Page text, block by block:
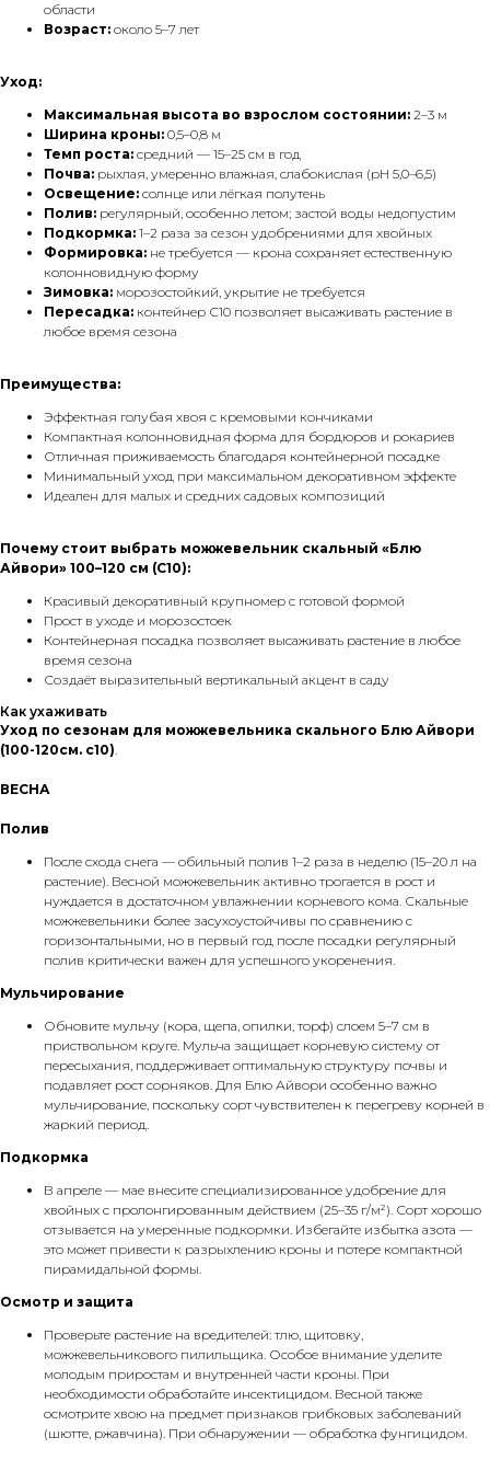
области
Возраст: около 5–7 лет
Уход:
Максимальная высота во взрослом состоянии: 2–3 м
Ширина кроны: 0,5–0,8 м
Темп роста: средний — 15–25 см в год
Почва: рыхлая, умеренно влажная, слабокислая (pH 5,0–6,5)
Освещение: солнце или лёгкая полутень
Полив: регулярный, особенно летом; застой воды недопустим
Подкормка: 1–2 раза за сезон удобрениями для хвойных
Формировка: не требуется — крона сохраняет естественную
колонновидную форму
Зимовка: морозостойкий, укрытие не требуется
Пересадка: контейнер С10 позволяет высаживать растение в
любое время сезона
Преимущества:
Эффектная голубая хвоя с кремовыми кончиками
Компактная колонновидная форма для бордюров и рокариев
Отличная приживаемость благодаря контейнерной посадке
Минимальный уход при максимальном декоративном эффекте
Идеален для малых и средних садовых композиций
Почему стоит выбрать можжевельник скальный «Блю
Айвори» 100–120 см (С10):
Красивый декоративный крупномер с готовой формой
Прост в уходе и морозостоек
Контейнерная посадка позволяет высаживать растение в любое
время сезона
Создаёт выразительный вертикальный акцент в саду
Как ухаживать
Уход по сезонам для можжевельника скального Блю Айвори
(100-120см. с10).
ВЕСНА
Полив
После схода снега — обильный полив 1–2 раза в неделю (15–20 л на
растение). Весной можжевельник активно трогается в рост и
нуждается в достаточном увлажнении корневого кома. Скальные
можжевельники более засухоустойчивы по сравнению с
горизонтальными, но в первый год после посадки регулярный
полив критически важен для успешного укоренения.
Мульчирование
Обновите мульчу (кора, щепа, опилки, торф) слоем 5–7 см в
приствольном круге. Мульча защищает корневую систему от
пересыхания, поддерживает оптимальную структуру почвы и
подавляет рост сорняков. Для Блю Айвори особенно важно
мульчирование, поскольку сорт чувствителен к перегреву корней в
жаркий период.
Подкормка
В апреле — мае внесите специализированное удобрение для
хвойных с пролонгированным действием (25–35 г/м²). Сорт хорошо
отзывается на умеренные подкормки. Избегайте избытка азота —
это может привести к разрыхлению кроны и потере компактной
пирамидальной формы.
Осмотр и защита
Проверьте растение на вредителей: тлю, щитовку,
можжевельникового пилильщика. Особое внимание уделите
молодым приростам и внутренней части кроны. При
необходимости обработайте инсектицидом. Весной также
осмотрите хвою на предмет признаков грибковых заболеваний
(шютте, ржавчина). При обнаружении — обработка фунгицидом.